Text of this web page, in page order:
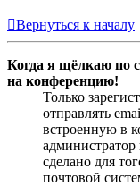
Вернуться к началу
Когда я щёлкаю по
на конференцию!
Только
отправлять
встроенную в
сделано для
почтовой